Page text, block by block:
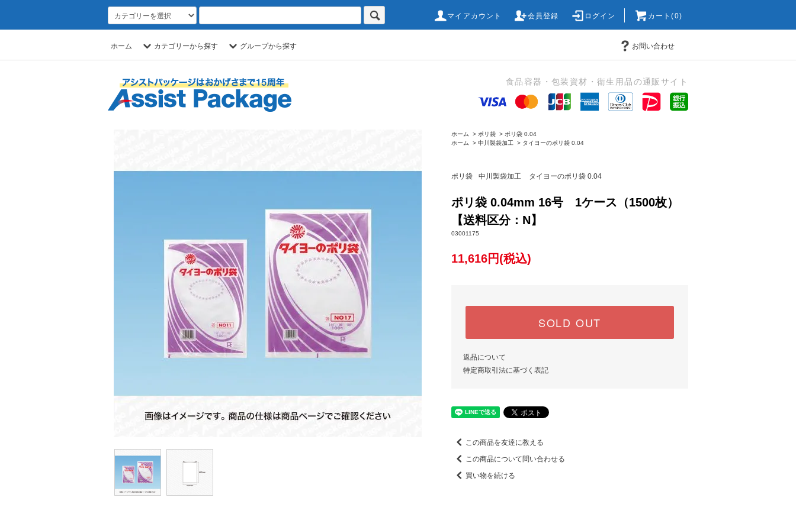
マイアカウント 会員登録 ログイン カート(0)
ホーム カテゴリーから探す グループから探す お問い合わせ
食品容器・包装資材・衛生用品の通販サイト
ホーム > ポリ袋 > ポリ袋 0.04
ホーム
> 中川製袋加工 > タイヨーのポリ袋 0.04
ポリ袋 中川製袋加工 タイヨーのポリ袋 0.04
ポリ袋 0.04mm 16号 1ケース（1500枚）
【送料区分：N】
03001175
11,616円(税込)
SOLD OUT
返品について
特定商取引法に基づく表記
この商品を友達に教える
この商品について問い合わせる
買い物を続ける